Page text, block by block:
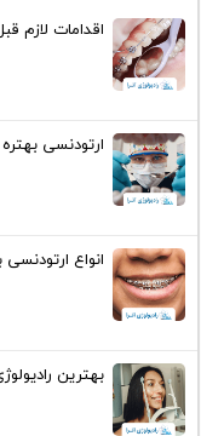
اقدامات لازم
ارتودنسی
انواع
بهترین